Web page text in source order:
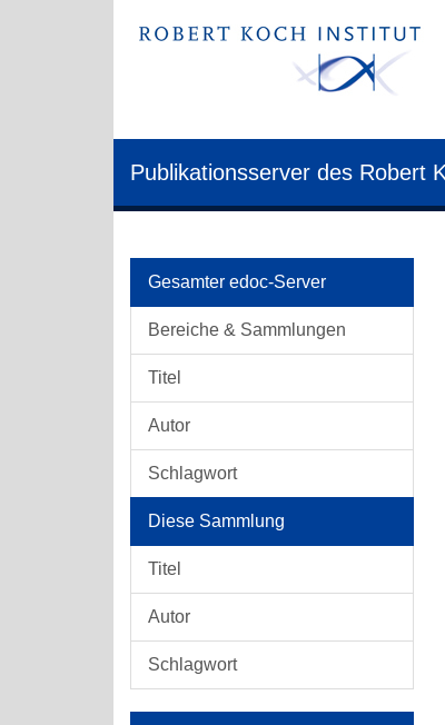
Publikationsserver des Robert
Gesamter edoc-Server
Bereiche & Sammlungen
Titel
Autor
Schlagwort
Diese Sammlung
Titel
Autor
Schlagwort